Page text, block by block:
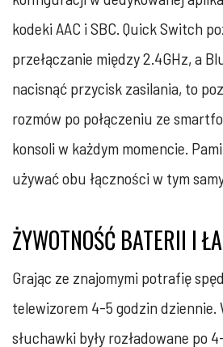
kodeki AAC i SBC. Quick Switch
przełączanie między 2.4GHz, a
nacisnąć przycisk zasilania, to
rozmów po połączeniu ze
konsoli w każdym momencie.
używać obu łączności w tym
ŻYWOTNOŚĆ BATERII I
Grając ze znajomymi potrafię
telewizorem 4-5 godzin dziennie.
słuchawki były rozładowane po